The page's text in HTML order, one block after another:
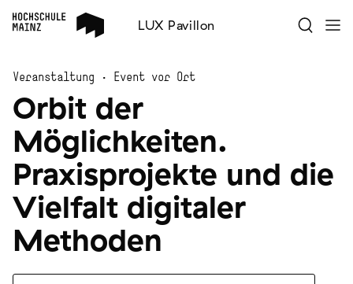
LUX Pavillon
Veranstaltung · Event vor Ort
Orbit der
Möglichkeiten.
Praxisprojekte und die
Vielfalt digitaler
Methoden